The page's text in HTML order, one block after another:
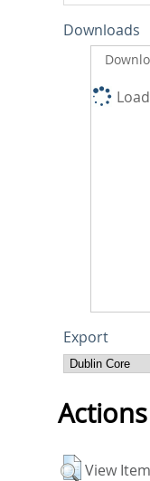
Downloads
Export
View Item